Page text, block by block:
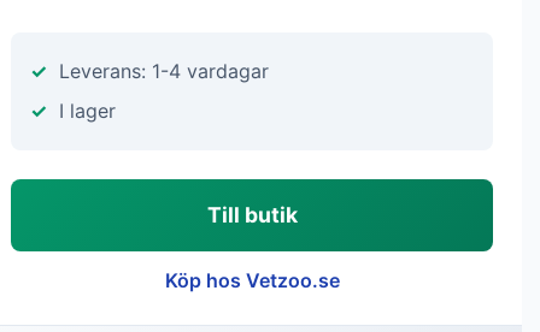
Leverans: 1-4 vardagar
I lager
Till butik
Köp hos Vetzoo.se